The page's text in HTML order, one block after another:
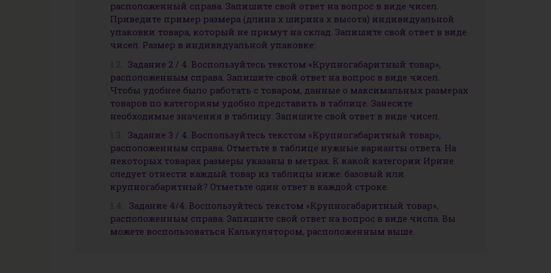
расположенный справа. Запишите свой ответ на вопрос в виде чисел.
Приведите пример размера (длина х ширина х высота) индивидуальной
упаковки товара, который не примут на склад. Запишите свой ответ в виде
чисел. Размер в индивидуальной упаковке:
Задание 2 / 4. Воспользуйтесь текстом «Крупногабаритный товар»,
расположенным справа. Запишите свой ответ на вопрос в виде чисел.
Чтобы удобнее было работать с товаром, данные о максимальных размерах
товаров по категориям удобно представить в таблице. Занесите
необходимые значения в таблицу. Запишите свой ответ в виде чисел.
Задание 3 / 4. Воспользуйтесь текстом «Крупногабаритный товар»,
расположенным справа. Отметьте в таблице нужные варианты ответа. На
некоторых товарах размеры указаны в метрах. К какой категории Ирине
следует отнести каждый товар из таблицы ниже: базовый или
крупногабаритный? Отметьте один ответ в каждой строке.
Задание 4/4. Воспользуйтесь текстом «Крупногабаритный товар»,
расположенным справа. Запишите свой ответ на вопрос в виде числа. Вы
можете воспользоваться Калькулятором, расположенным выше.